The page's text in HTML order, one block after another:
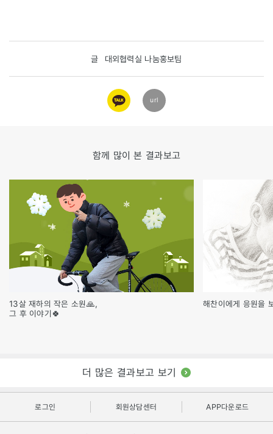
글 대외협력실 나눔홍보팀
카카오
링크
url
함께 많이 본 결과보고
13살 재하의 작은 소원🙏,
그 후 이야기🍀
해찬이에게 응원을
더 많은 결과보고 보기
로그인 회원상담센터 APP다운로드